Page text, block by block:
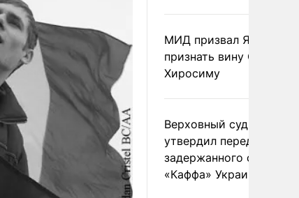
МИД призвал Японию
признать вину США за
Хиросиму
Верховный суд Швеции
утвердил передачу
задержанного
«Каффа» Украине